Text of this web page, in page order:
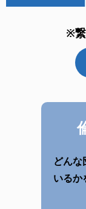
※
どん
いるか